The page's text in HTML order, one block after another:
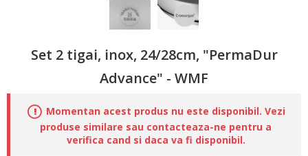
Set 2 tigai, inox, 24/28cm, "PermaDur
Advance" - WMF
Momentan acest produs nu este disponibil. Vezi
produse similare sau contacteaza-ne pentru a
verifica cand si daca va fi disponibil.